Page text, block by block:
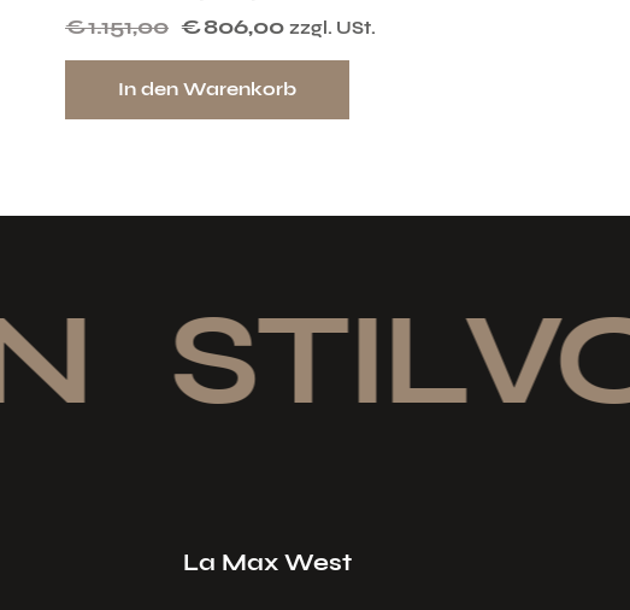
€1.151,00 €806,00 zzgl. USt.
In den Warenkorb
La Max West